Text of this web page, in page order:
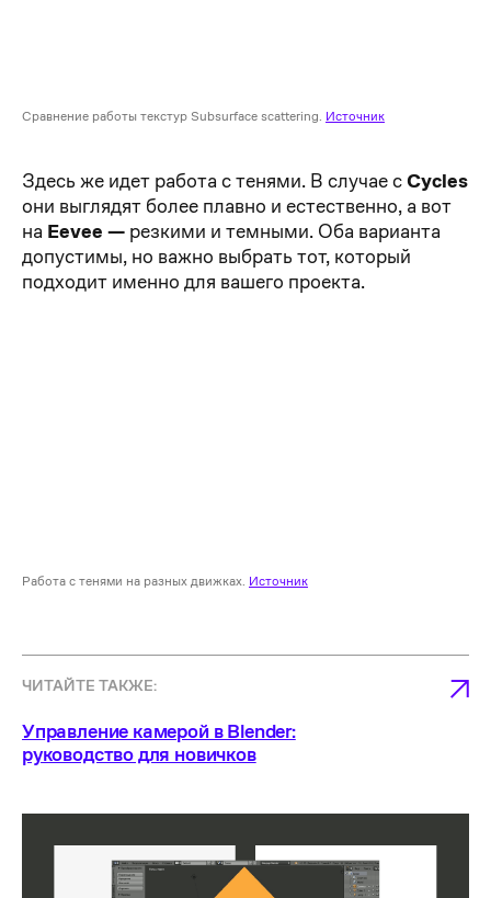
Сравнение работы текстур Subsurface scattering. Источник
Здесь же идет работа с тенями. В случае сCycles
они выглядят более плавно и естественно, а вот
на Eevee — резкими и темными. Оба варианта
допустимы, но важно выбрать тот, который
подходит именно для вашего проекта.
Работа с тенями на разных движках. Источник
ЧИТАЙТЕ ТАКЖЕ:
Управление камерой в Blender:
руководство для новичков